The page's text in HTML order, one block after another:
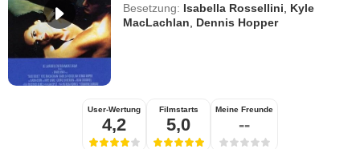
Besetzung: Isabella Rossellini
Kyle
MacLachlan
Dennis Hopper
User-Wertung
4,2
Filmstarts
5,0
Meine Freunde
--